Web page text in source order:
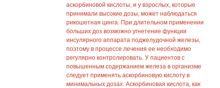
аскорбиновой кислоты, и у взрослых, которые
принимали высокие дозы, может наблюдаться
рикошетная цинга. При длительном применении
больших доз возможно угнетение функции
инсулярного аппарата поджелудочной железы,
поэтому в процессе лечения ее необходимо
регулярно контролировать. У пациентов с
повышенным содержанием железа в организме
следует применять аскорбиновую кислоту в
минимальных дозах. Аскорбиновая кислота, как